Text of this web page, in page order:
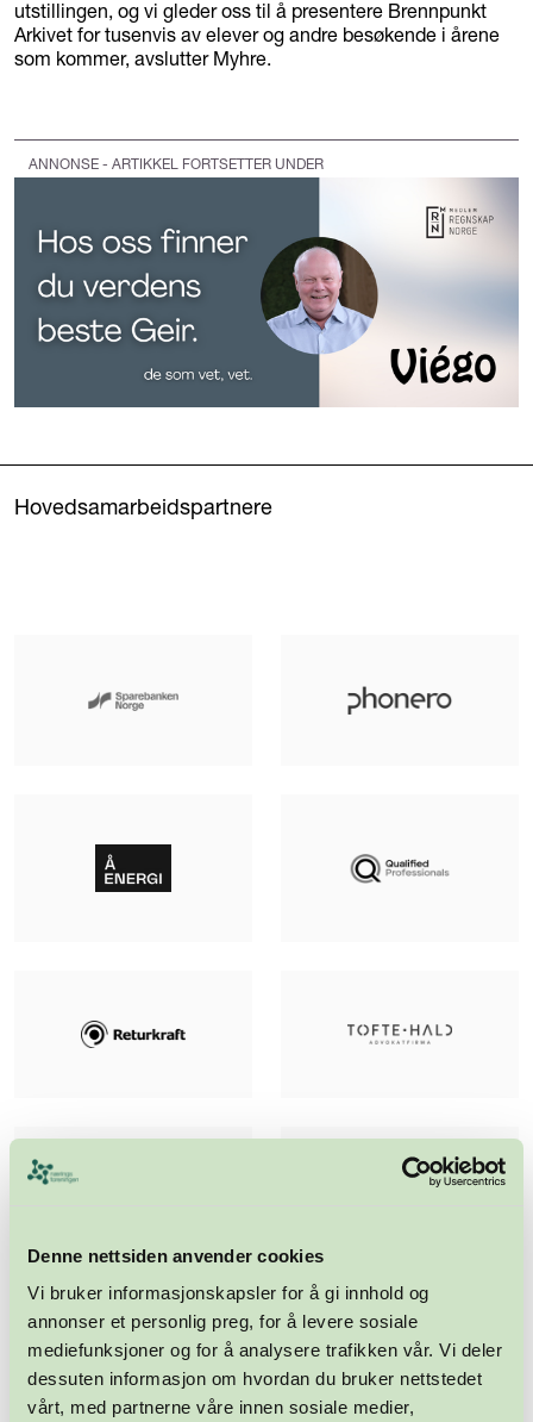
Denne nettsiden anvender cookies
Vi bruker informasjonskapsler for å gi innhold og
annonser et personlig preg, for å levere sosiale
mediefunksjoner og for å analysere trafikken vår. Vi deler
dessuten informasjon om hvordan du bruker nettstedet
vårt, med partnerne våre innen sosiale medier,
utstillingen, og vi gleder oss til å presentere Brennpunkt
Arkivet for tusenvis av elever og andre besøkende i årene
som kommer, avslutter Myhre.
ANNONSE - ARTIKKEL FORTSETTER UNDER
Hovedsamarbeidspartnere